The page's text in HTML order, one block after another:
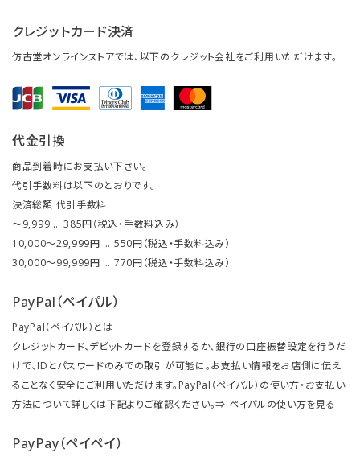
クレジットカード決済
仿古堂オンラインストアでは、以下のクレジット会社をご利用いただけます。
代金引換
商品到着時にお支払い下さい。
代引手数料は以下のとおりです。
決済総額 代引手数料
～9,999 … 385円（税込・手数料込み）
10,000～29,999円 … 550円（税込・手数料込み）
30,000～99,999円 … 770円（税込・手数料込み）
PayPal（ペイパル）
PayPal（ペイパル）とは
クレジットカード、デビットカードを登録するか、銀行の口座振替設定を行うだ
けで、IDとパスワードのみでの取引が可能に。お支払い情報をお店側に伝え
ることなく安全にご利用いただけます。PayPal（ペイパル）の使い方・お支払い
方法について詳しくは下記よりご確認ください。⇒ ペイパルの使い方を見る
PayPay（ペイペイ）